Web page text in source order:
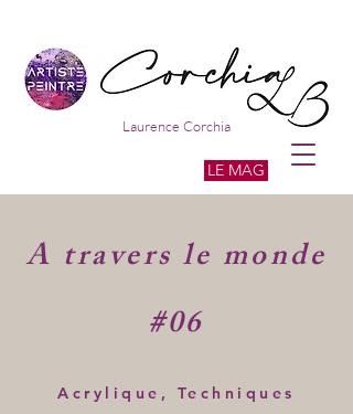
Laurence Corchia
LE MAG
A travers le monde
#06
Acrylique, Techniques